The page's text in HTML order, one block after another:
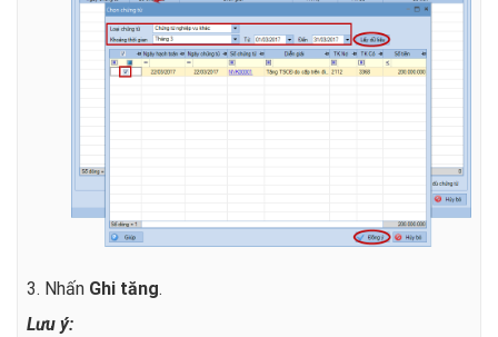
3. Nhấn Ghi tăng.
Lưu ý: